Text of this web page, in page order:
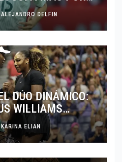
ALEJANDRO DELFIN
DÚO DINÁMICO:
WILLIAMS
DOBLES EN
KARINA ELIAN